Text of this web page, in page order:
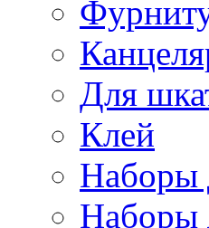
Для
Клей
Наборы
Наборы